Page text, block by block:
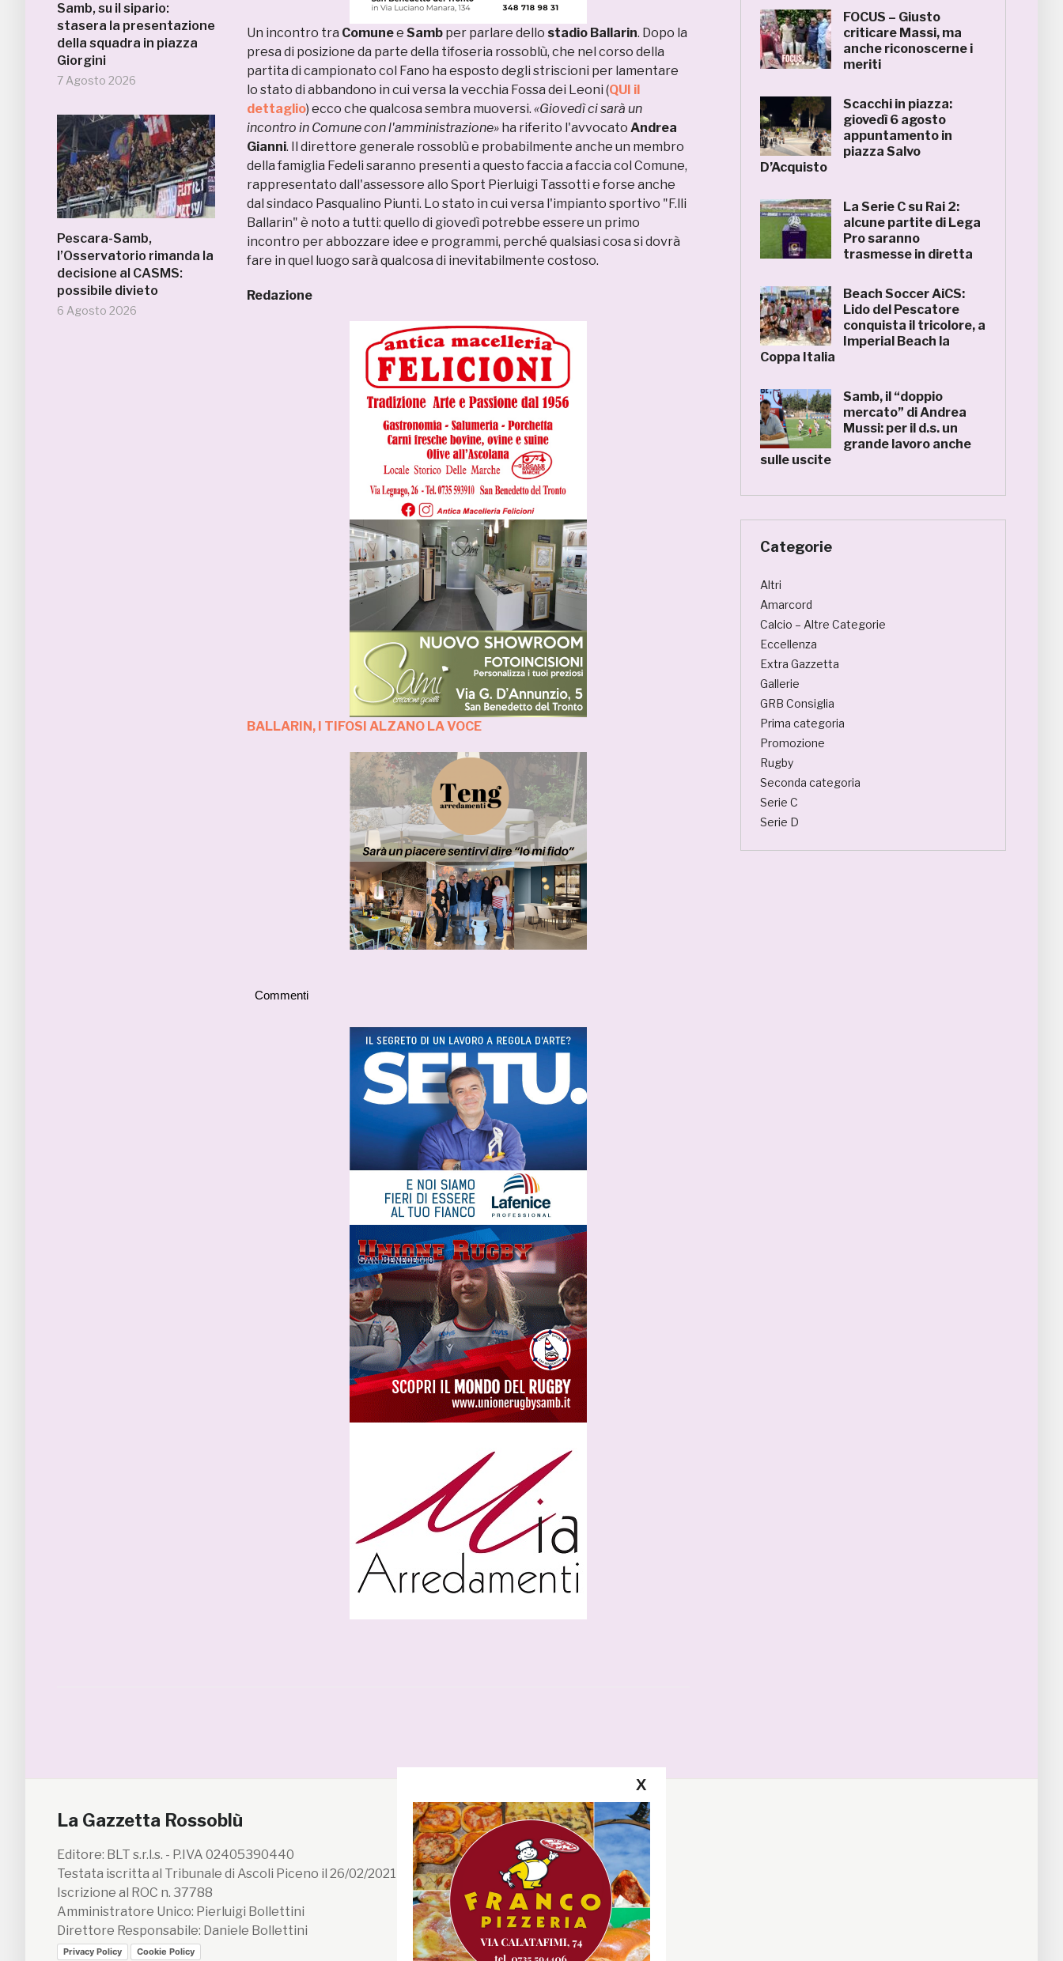
Samb, su il sipario:
stasera la presentazione
della squadra in piazza
Giorgini
7 Agosto 2026
Pescara-Samb,
l’Osservatorio rimanda la
decisione al CASMS:
possibile divieto
6 Agosto 2026
Un incontro tra Comunee Samb per parlare dello stadio Ballarin. Dopo la
presa di posizione da parte della tifoseria rossoblù, che nel corso della
partita di campionato col Fano ha esposto degli striscioni per lamentare
lo stato di abbandono in cui versa la vecchia Fossa dei Leoni (QUI il
dettaglio) ecco che qualcosa sembra muoversi. «Giovedì ci sarà un
incontro in Comune con l'amministrazione» ha riferito l'avvocato Andrea
Gianni. Il direttore generale rossoblù e probabilmente anche un membro
della famiglia Fedeli saranno presenti a questo faccia a faccia col Comune,
rappresentato dall'assessore allo Sport Pierluigi Tassotti e forse anche
dal sindaco Pasqualino Piunti. Lo stato in cui versa l'impianto sportivo "F.lli
Ballarin" è noto a tutti: quello di giovedì potrebbe essere un primo
incontro per abbozzare idee e programmi, perché qualsiasi cosa si dovrà
fare in quel luogo sarà qualcosa di inevitabilmente costoso.
Redazione
BALLARIN, I TIFOSI ALZANO LA VOCE
Commenti
FOCUS – Giusto
criticare Massi, ma
anche riconoscerne i
meriti
Scacchi in piazza:
giovedì 6 agosto
appuntamento in
piazza Salvo
D’Acquisto
La Serie C su Rai 2:
alcune partite di Lega
Pro saranno
trasmesse in diretta
Beach Soccer AiCS:
Lido del Pescatore
conquista il tricolore, a
Imperial Beach la
Coppa Italia
Samb, il “doppio
mercato” di Andrea
Mussi: per il d.s. un
grande lavoro anche
sulle uscite
Categorie
Altri
Amarcord
Calcio – Altre Categorie
Eccellenza
Extra Gazzetta
Gallerie
GRB Consiglia
Prima categoria
Promozione
Rugby
Seconda categoria
Serie C
Serie D
La Gazzetta Rossoblù
Editore: BLT s.r.l.s. - P.IVA 02405390440
Testata iscritta al Tribunale di Ascoli Piceno il 26/02/2021 n. 199/2021
Iscrizione al ROC n. 37788
Amministratore Unico: Pierluigi Bollettini
Direttore Responsabile: Daniele Bollettini
Privacy Policy Cookie Policy
Segui la GRB
Facebook
Instagram
Twitter
X